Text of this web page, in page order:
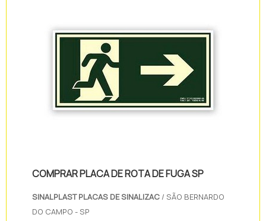
COMPRAR PLACA DE ROTA DE FUGA SP
SINALPLAST PLACAS DE SINALIZAC / SÃO BERNARDO
DO CAMPO - SP